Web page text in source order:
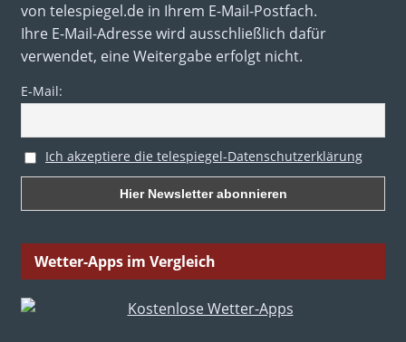
von telespiegel.de in Ihrem E-Mail-Postfach.
Ihre E-Mail-Adresse wird ausschließlich dafür
verwendet, eine Weitergabe erfolgt nicht.
E-Mail:
Ich akzeptiere die telespiegel-Datenschutzerklärung
Wetter-Apps im Vergleich